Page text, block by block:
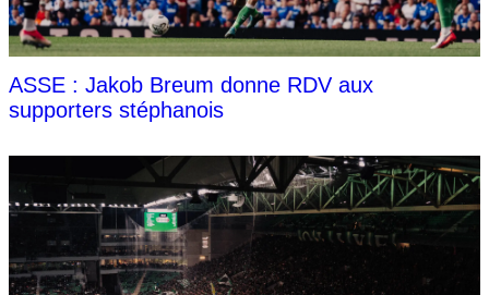
ASSE : Jakob Breum donne RDV aux
supporters stéphanois